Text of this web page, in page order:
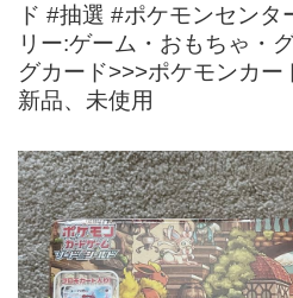
ド #抽選 #ポケモンセン
リー:ゲーム・おもちゃ・
グカード>>>ポケモンカー
新品、未使用